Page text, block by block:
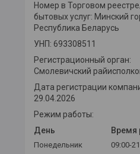
Номер в Торговом
бытовых услуг: Минский
Республика Беларусь
УНП: 693308511
Регистрационный орган:
Смолевичский
Дата регистрации
29.04.2026
Режим работы:
День
Время
Понедельник
09:00-